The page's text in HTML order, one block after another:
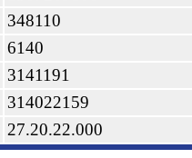
348110
6140
3141191
314022159
27.20.22.000